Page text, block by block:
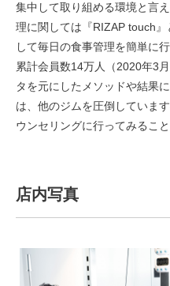
集中して取り組める環境と言
理に関しては『RIZAP touch』
して毎日の食事管理を簡単に
累計会員数14万人（2020年3
タを元にしたメソッドや結果
は、他のジムを圧倒していま
ウンセリングに行ってみるこ
店内写真